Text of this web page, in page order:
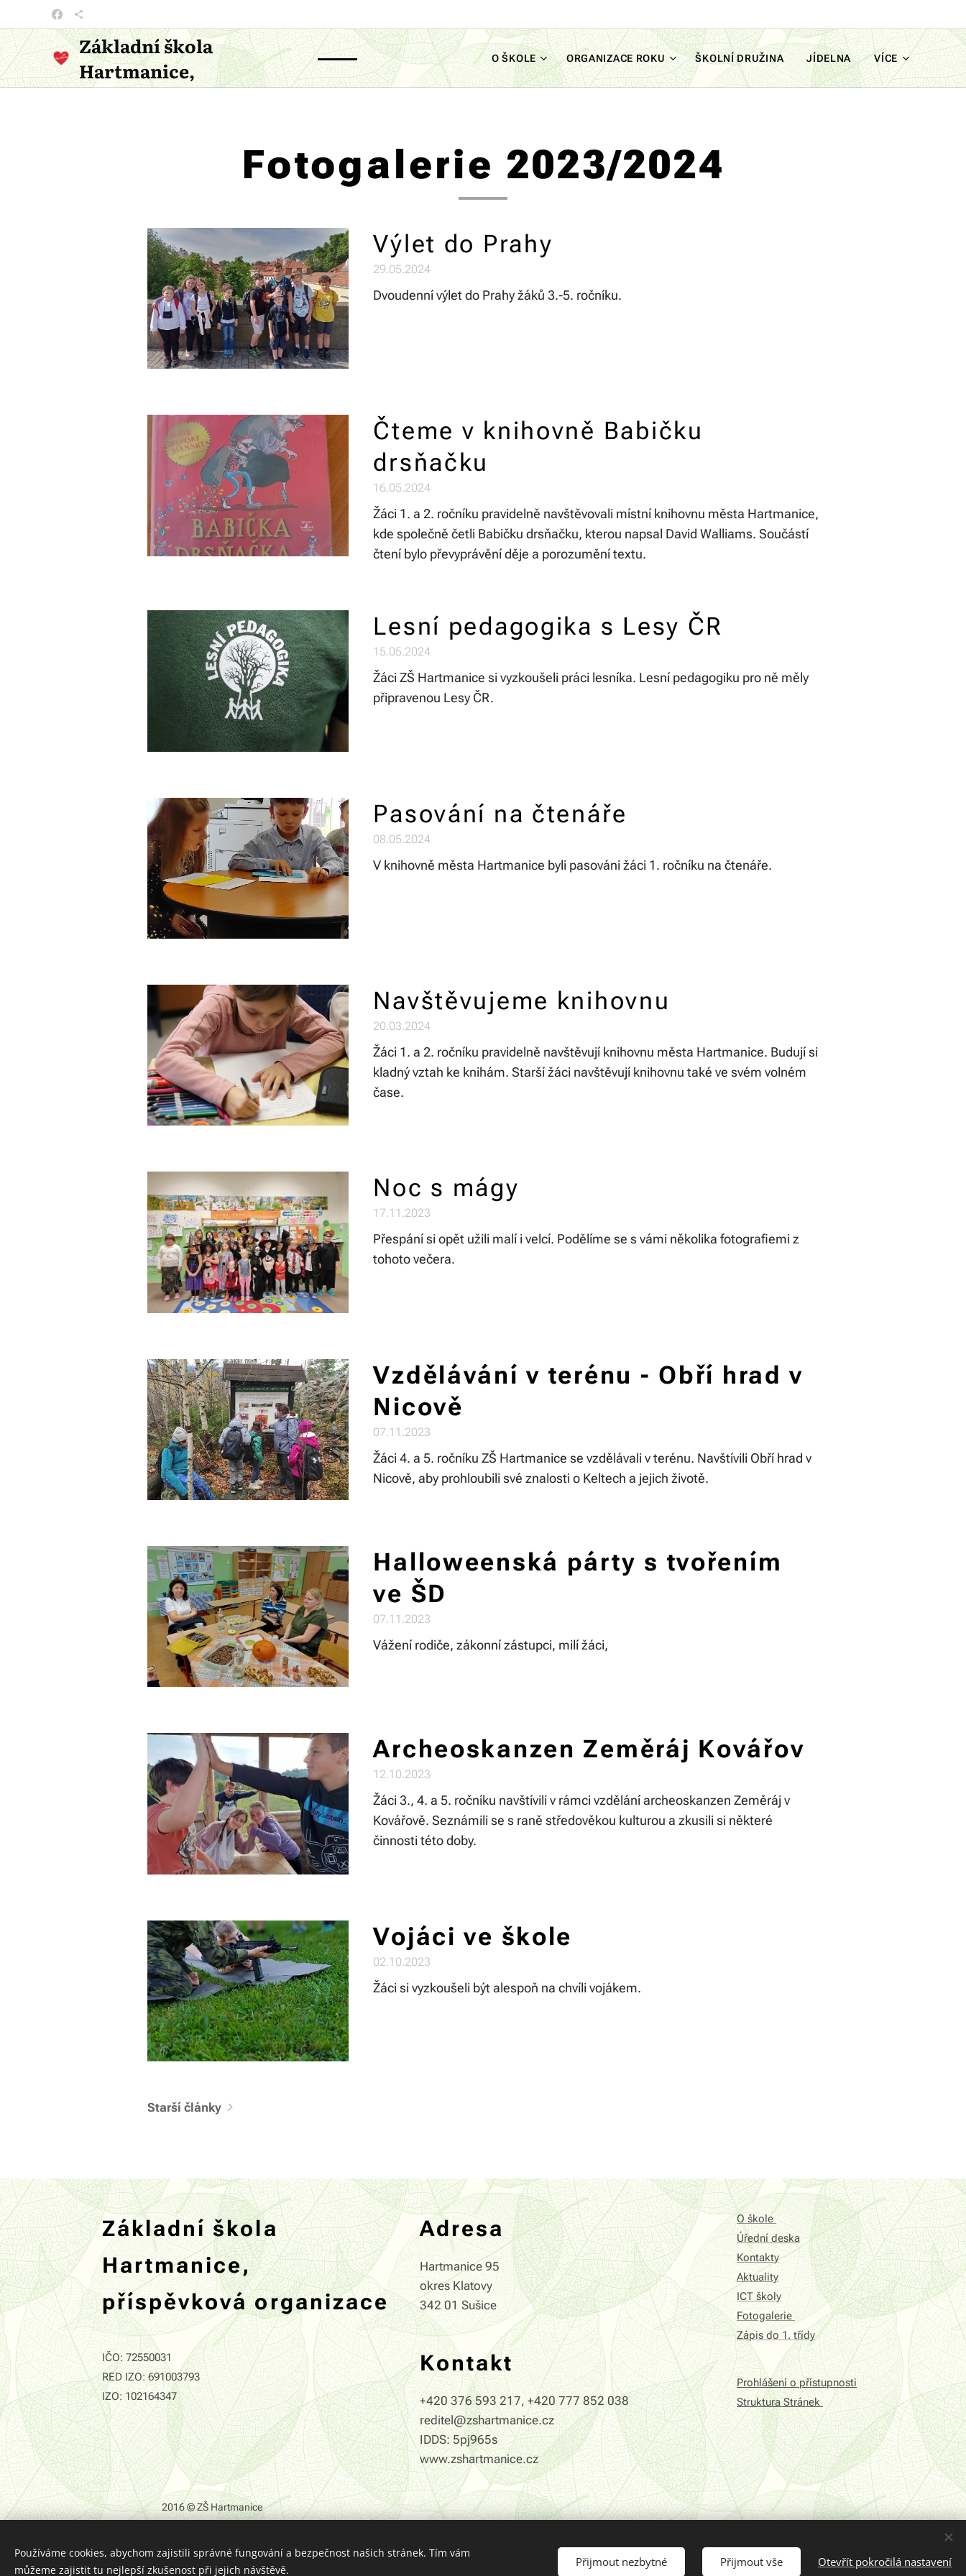
Základní škola
Hartmanice,
příspěvková organizace
O ŠKOLE ORGANIZACE ROKU ŠKOLNÍ DRUŽINA JÍDELNA VÍCE
Fotogalerie 2023/2024
Výlet do Prahy
29.05.2024
Dvoudenní výlet do Prahy žáků 3.-5. ročníku.
Čteme v knihovně Babičku
drsňačku
16.05.2024
Žáci 1. a 2. ročníku pravidelně navštěvovali místní knihovnu města Hartmanice,
kde společně četli Babičku drsňačku, kterou napsal David Walliams. Součástí
čtení bylo převyprávění děje a porozumění textu.
Lesní pedagogika s Lesy ČR
15.05.2024
Žáci ZŠ Hartmanice si vyzkoušeli práci lesníka. Lesní pedagogiku pro ně měly
připravenou Lesy ČR.
Pasování na čtenáře
08.05.2024
V knihovně města Hartmanice byli pasováni žáci 1. ročníku na čtenáře.
Navštěvujeme knihovnu
20.03.2024
Žáci 1. a 2. ročníku pravidelně navštěvují knihovnu města Hartmanice. Budují si
kladný vztah ke knihám. Starší žáci navštěvují knihovnu také ve svém volném
čase.
Noc s mágy
17.11.2023
Přespání si opět užili malí i velcí. Podělíme se s vámi několika fotografiemi z
tohoto večera.
Vzdělávání v terénu - Obří hrad v
Nicově
07.11.2023
Žáci 4. a 5. ročníku ZŠ Hartmanice se vzdělávali v terénu. Navštívili Obří hrad v
Nicově, aby prohloubili své znalosti o Keltech a jejich životě.
Halloweenská párty s tvořením
ve ŠD
07.11.2023
Vážení rodiče, zákonní zástupci, milí žáci,
Archeoskanzen Zeměráj Kovářov
12.10.2023
Žáci 3., 4. a 5. ročníku navštívili v rámci vzdělání archeoskanzen Zeměráj v
Kovářově. Seznámili se s raně středověkou kulturou a zkusili si některé
činnosti této doby.
Vojáci ve škole
02.10.2023
Žáci si vyzkoušeli být alespoň na chvíli vojákem.
Starší články
Základní škola
Hartmanice,
příspěvková organizace
IČO: 72550031
RED IZO: 691003793
IZO: 102164347
Adresa
Hartmanice 95
okres Klatovy
342 01 Sušice
Kontakt
+420 376 593 217, +420 777 852 038
reditel@zshartmanice.cz
IDDS: 5pj965s
www.zshartmanice.cz
O škole
Úřední deska
Kontakty
Aktuality
ICT školy
Fotogalerie
Zápis do 1. třídy
Prohlášení o přístupnosti
Struktura Stránek
2016 © ZŠ Hartmanice
Používáme cookies, abychom zajistili správné fungování a bezpečnost našich stránek. Tím vám
můžeme zajistit tu nejlepší zkušenost při jejich návštěvě.
Přijmout nezbytné Přijmout vše Otevřít pokročilá nastavení